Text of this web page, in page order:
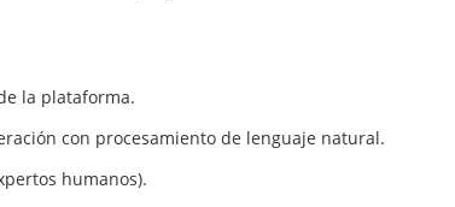
la plataforma.
con procesamiento de lenguaje natural.
humanos).